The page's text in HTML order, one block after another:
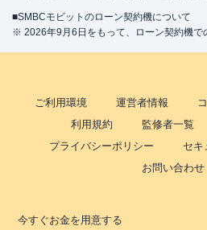
■SMBCモビットのローン契約機について
※ 2026年9月6日をもって、ローン契約機で
ご利用環境 運営者情報
利用規約
監修者一覧
プライバシーポリシー
セキ
お問い合わせ
今すぐお金を用意する